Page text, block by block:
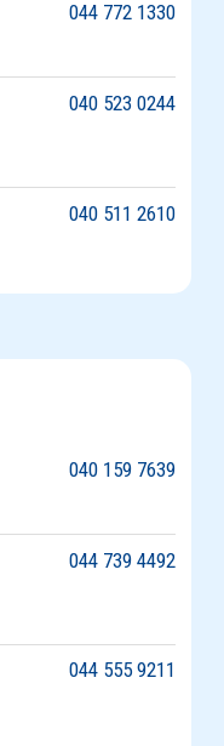
044 772 1330
040 523 0244
040 511 2610
040 159 7639
044 739 4492
044 555 9211